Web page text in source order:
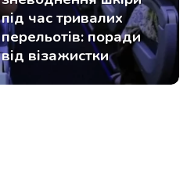
під час тривалих
перельотів: поради
від візажистки